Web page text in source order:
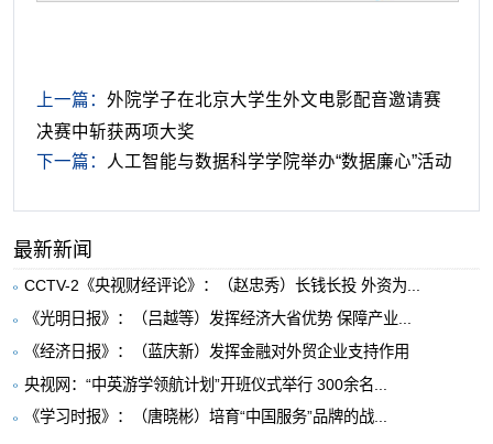
上一篇： 外院学子在北京大学生外文电影配音邀请赛
决赛中斩获两项大奖
下一篇：
人工智能与数据科学学院举办“数据廉心”活动
最新新闻
CCTV-2《央视财经评论》：（赵忠秀）长钱长投 外资为...
《光明日报》：（吕越等）发挥经济大省优势 保障产业...
《经济日报》：（蓝庆新）发挥金融对外贸企业支持作用
央视网：“中英游学领航计划”开班仪式举行 300余名...
《学习时报》：（唐晓彬）培育“中国服务”品牌的战...